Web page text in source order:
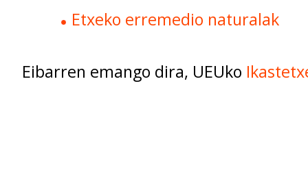
Etxeko erremedio naturalak
Eibarren emango dira, UEUko